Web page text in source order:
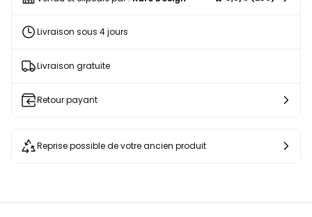
appliquée.
Livraison sous 4 jours
Livraison gratuite
Retour payant
Reprise possible de votre ancien produit